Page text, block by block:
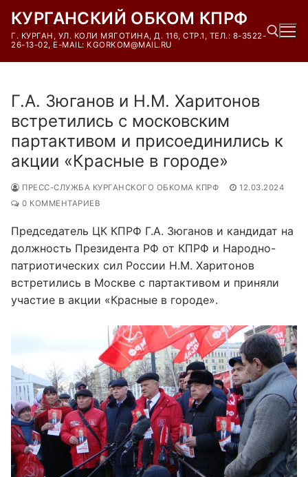
содержимому
КУРГАНСКИЙ ОБКОМ КПРФ
Г. КУРГАН, УЛ. КОЛИ МЯГОТИНА, Д. 116, СТР.1, ТЕЛ.: 8-3522-
26-13-02, E-MAIL: KGORKOM@MAIL.RU
Г.А. Зюганов и Н.М. Харитонов
встретились с московским
партактивом и присоединились к
акции «Красные в городе»
ПРЕСС-СЛУЖБА КУРГАНСКОГО ОБКОМА КПРФ
12.03.2024
0 КОММЕНТАРИЕВ
Председатель ЦК КПРФ Г.А. Зюганов и кандидат на
должность Президента РФ от КПРФ и Народно-
патриотических сил России Н.М. Харитонов
встретились в Москве с партактивом и приняли
участие в акции «Красные в городе».